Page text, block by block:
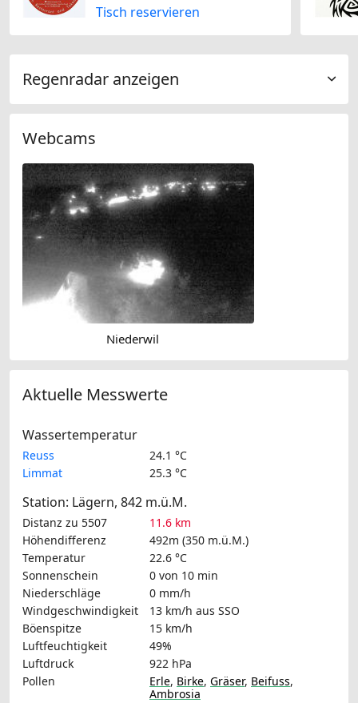
Tisch reservieren
Regenradar anzeigen
Webcams
Niederwil
Aktuelle Messwerte
Wassertemperatur
Reuss
24.1 °C
Limmat
25.3 °C
Station: Lägern, 842 m.ü.M.
Distanz zu 5507
11.6 km
Höhendifferenz
492m (350 m.ü.M.)
Temperatur
22.6 °C
Sonnenschein
0 von 10 min
Niederschläge
0 mm/h
Windgeschwindigkeit
13 km/h aus SSO
Böenspitze
15 km/h
Luftfeuchtigkeit
49%
Luftdruck
922 hPa
Pollen
Erle, Birke, Gräser, Beifuss,
Ambrosia